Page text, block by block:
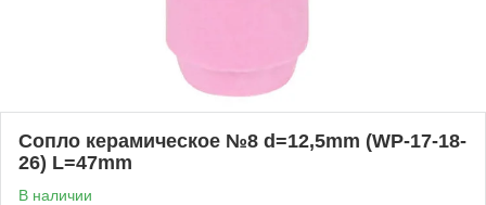
Сопло керамическое №8 d=12,5mm (WP-17-18-
26) L=47mm
В наличии